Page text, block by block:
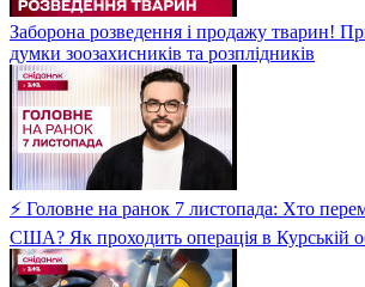
Заборона розведення і продажу тварин!
думки зоозахисників та розплідників
⚡ Головне на ранок 7 листопада: Хто
США? Як проходить операція в Курській